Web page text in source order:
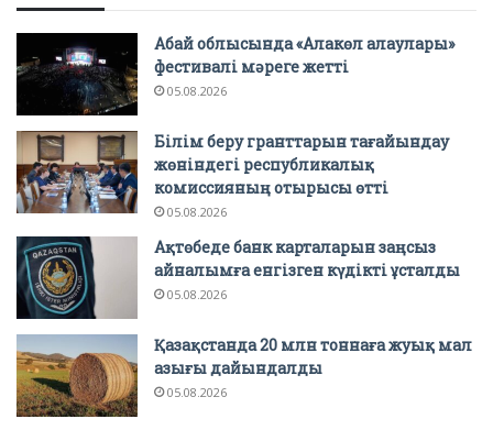
Абай облысында «Алакөл алаулары»
фестивалі мәреге жетті
05.08.2026
Білім беру гранттарын тағайындау
жөніндегі республикалық
комиссияның отырысы өтті
05.08.2026
Ақтөбеде банк карталарын заңсыз
айналымға енгізген күдікті ұсталды
05.08.2026
Қазақстанда 20 млн тоннаға жуық мал
азығы дайындалды
05.08.2026